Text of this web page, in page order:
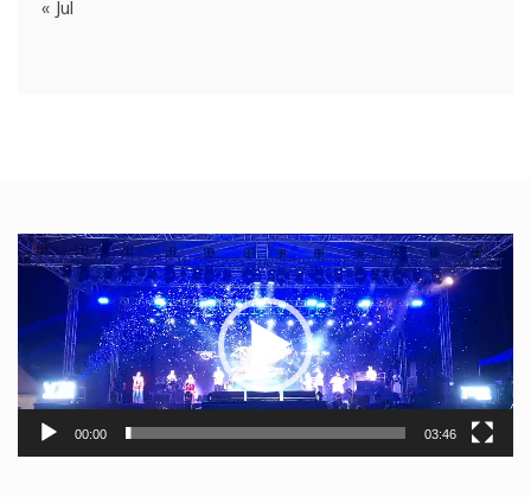
« Jul
Video
Player
00:00 03:46